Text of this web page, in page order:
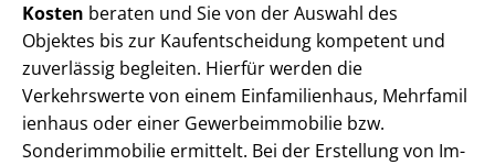
Kosten beraten und Sie von der Auswahl des
Objektes bis zur Kauf­ent­schei­dung kompetent und
zuverlässig begleiten. Hierfür werden die
Verkehrswerte von einem Einfamilienhaus, Mehr­fa­mi­l
i­en­haus oder einer Ge­wer­be­im­mo­bi­lie bzw.
Sonderimmobilie ermittelt. Bei der Erstellung von Im­